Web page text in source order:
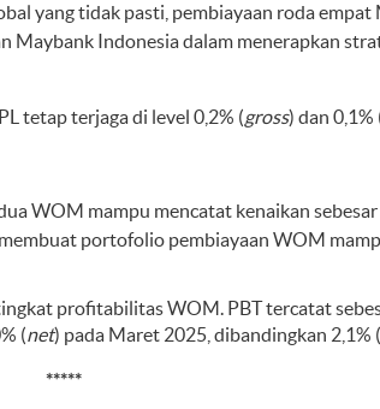
yang tidak pasti, pembiayaan roda empat
Maybank Indonesia dalam menerapkan
tetap terjaga di level 0,2% (gross) dan 0,1%
WOM mampu mencatat kenaikan
portofolio pembiayaan WOM
profitabilitas WOM. PBT tercatat
(net) pada Maret 2025, dibandingkan 2,1% (
*****